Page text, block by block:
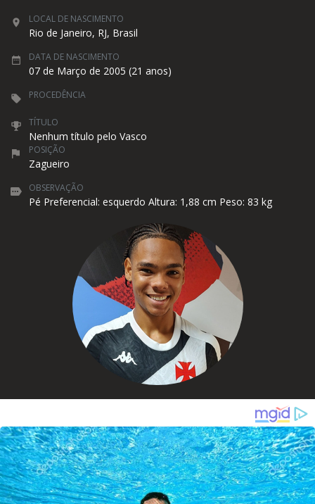
LOCAL DE NASCIMENTO
Rio de Janeiro, RJ, Brasil
DATA DE NASCIMENTO
07 de Março de 2005 (21 anos)
PROCEDÊNCIA
TÍTULO
Nenhum título pelo Vasco
POSIÇÃO
Zagueiro
OBSERVAÇÃO
Pé Preferencial: esquerdo Altura: 1,88 cm Peso: 83 kg